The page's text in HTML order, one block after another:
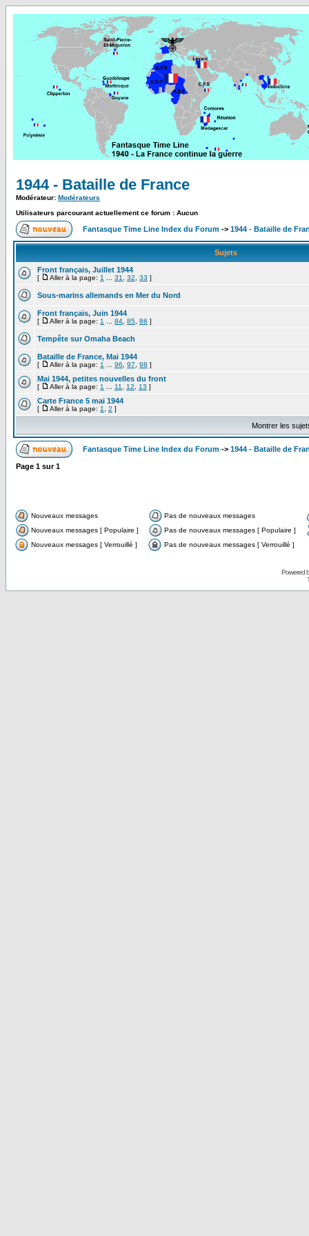
1944 - Bataille de France
Modérateur: Modérateurs
Utilisateurs parcourant actuellement ce forum : Aucun
Fantasque Time Line Index du Forum -> 1944 - Bataille de
Sujets
Front français, Juillet 1944
[ Aller à la page: 1 31 32 33 ]
Sous-marins allemands en Mer du Nord
Front français, Juin 1944
[ Aller à la page: 1 84 85 86 ]
Tempête sur Omaha Beach
Bataille de France, Mai 1944
[ Aller à la page: 1 96 97 98 ]
Mai 1944, petites nouvelles du front
[ Aller à la page: 1 11 12 13 ]
Carte France 5 mai 1944
[ Aller à la page: 1 2 ]
Montrer les
Fantasque Time Line Index du Forum -> 1944 - Bataille de
Page 1 sur1
Nouveaux messages
Pas de nouveaux messages
Nouveaux messages [ Populaire ]
Pas de nouveaux messages [ Populaire ]
Nouveaux messages [ Verrouillé ]
Pas de nouveaux messages [ Verrouillé ]
Powered